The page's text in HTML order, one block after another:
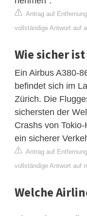
Antrag auf
vollständige Antwort auf
Wie sicher ist
Ein Airbus A380-
befindet sich im
Zürich. Die
sichersten der
Crashs von
ein sicherer
Antrag auf
vollständige Antwort auf
Welche